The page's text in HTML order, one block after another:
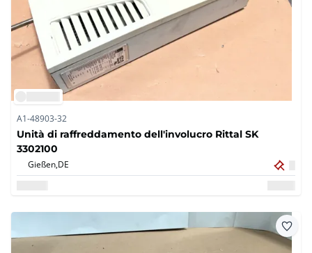
A1-48903-32
Unità di raffreddamento dell'involucro Rittal SK
3302100
Gießen,DE